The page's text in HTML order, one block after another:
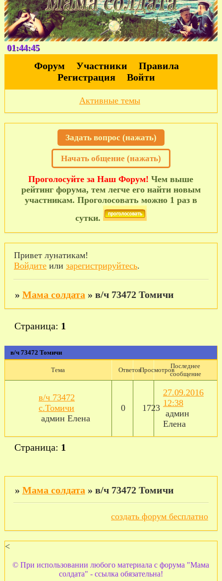
01:44:45
Форум Участники
Правила
Регистрация
Войти
Активные темы
Задать вопрос (нажать)
Начать общение (нажать)
Проголосуйте за Наш Форум! Чем выше
рейтинг форума, тем легче его найти новым
участникам. Проголосовать можно 1 раз в
сутки.
Привет лунатикам!
Войдитеили зарегистрируйтесь.
» Мама солдата » в/ч 73472 Томичи
в/ч 73472 Томичи
Страница: 1
Тема ОтветовПросмотров
Последнее
сообщение
в/ч 73472
с.Томичи
админ Елена
0 1723
27.09.2016
12:38
админ
Елена
Страница: 1
» Мама солдата » в/ч 73472 Томичи
создать форум бесплатно
<
© При использовании любого материала с форума "Мама
солдата" - ссылка обязательна!